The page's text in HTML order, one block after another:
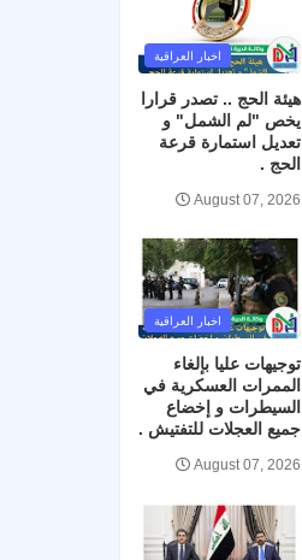
اخبار العراقية
هيئة الحج .. تصدر قرارا
يخص "لم الشمل" و
تعديل استمارة قرعة
الحج .
August 07, 2026
اخبار العراقية
توجيهات عليا بإلغاء
الممرات العسكرية في
السيطرات و إخضاع
جميع العجلات للتفتيش .
August 07, 2026